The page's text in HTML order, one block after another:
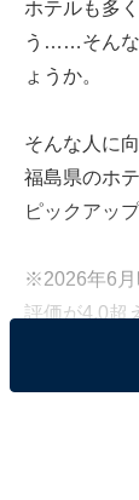
ホテルも多
う……そんな
ょうか。
そんな人に
福島県のホ
ピックアッ
※2026年6月
評価が4.0超